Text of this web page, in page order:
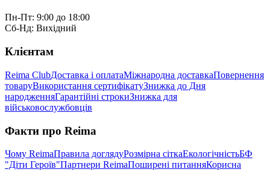
Пн-Пт: 9:00 до 18:00
Сб-Нд: Вихідний
Клієнтам
Reima ClubДоставка і оплатаМіжнародна доставкаПовернення
товаруВикористання сертифікатуЗнижка до Дня
народженняГарантійні строкиЗнижка для
військовослужбовців
Факти про Reima
Чому ReimaПравила доглядуРозмірна сіткаЕкологічністьБФ
"Діти Героїв"Партнери ReimaПоширені питанняКорисна